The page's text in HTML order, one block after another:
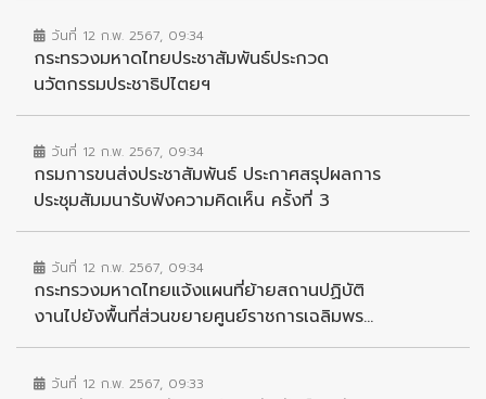
วันที่ 12 ก.พ. 2567, 09:34
กระทรวงมหาดไทยประชาสัมพันธ์ประกวด
นวัตกรรมประชาธิปไตยฯ
วันที่ 12 ก.พ. 2567, 09:34
กรมการขนส่งประชาสัมพันธ์ ประกาศสรุปผลการ
ประชุมสัมมนารับฟังความคิดเห็น ครั้งที่ 3
วันที่ 12 ก.พ. 2567, 09:34
กระทรวงมหาดไทยแจ้งแผนที่ย้ายสถานปฏิบัติ
งานไปยังพื้นที่ส่วนขยายศูนย์ราชการเฉลิมพร...
วันที่ 12 ก.พ. 2567, 09:33